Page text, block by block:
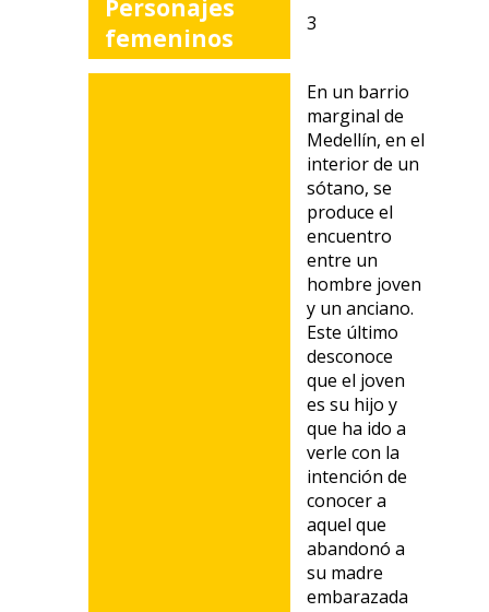
Personajes
femeninos
3
En un barrio
marginal de
Medellín, en el
interior de un
sótano, se
produce el
encuentro
entre un
hombre joven
y un anciano.
Este último
desconoce
que el joven
es su hijo y
que ha ido a
verle con la
intención de
conocer a
aquel que
abandonó a
su madre
embarazada